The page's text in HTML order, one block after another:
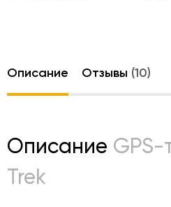
Описание Отзывы (10)
Описание GPS-
Trek